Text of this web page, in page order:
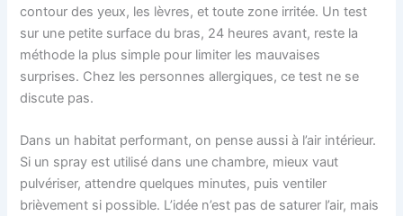
contour des yeux, les lèvres, et toute zone irritée. Un test
sur une petite surface du bras, 24 heures avant, reste la
méthode la plus simple pour limiter les mauvaises
surprises. Chez les personnes allergiques, ce test ne se
discute pas.
Dans un habitat performant, on pense aussi à l’air intérieur.
Si un spray est utilisé dans une chambre, mieux vaut
pulvériser, attendre quelques minutes, puis ventiler
brièvement si possible. L’idée n’est pas de saturer l’air, mais